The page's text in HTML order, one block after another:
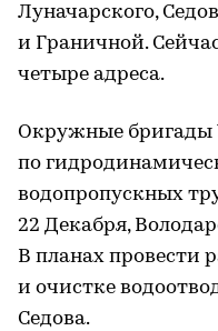
Луначарского,
и Граничной.
четыре адреса.
Окружные бригады
по
водопропускных
22 Декабря,
В планах провести
и очистке
Седова.